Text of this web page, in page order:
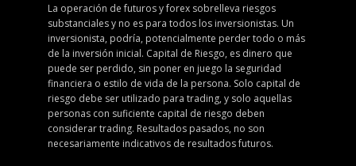
La operación de futuros y forex sobrelleva riesgos
substanciales y no es para todos los inversionistas. Un
inversionista, podría, potencialmente perder todo o más
de la inversión inicial. Capital de Riesgo, es dinero que
puede ser perdido, sin poner en juego la seguridad
financiera o estilo de vida de la persona. Solo capital de
riesgo debe ser utilizado para trading, y solo aquellas
personas con suficiente capital de riesgo deben
considerar trading. Resultados pasados, no son
necesariamente indicativos de resultados futuros.